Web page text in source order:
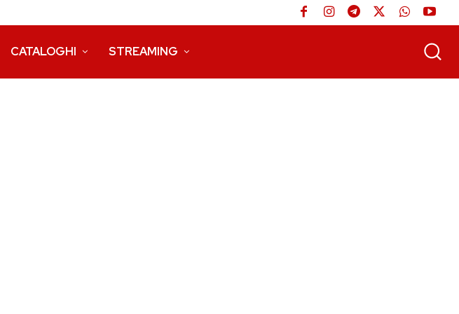
CATALOGHI STREAMING